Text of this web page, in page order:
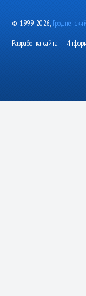
© 1999-2026,
Разработка сайта —